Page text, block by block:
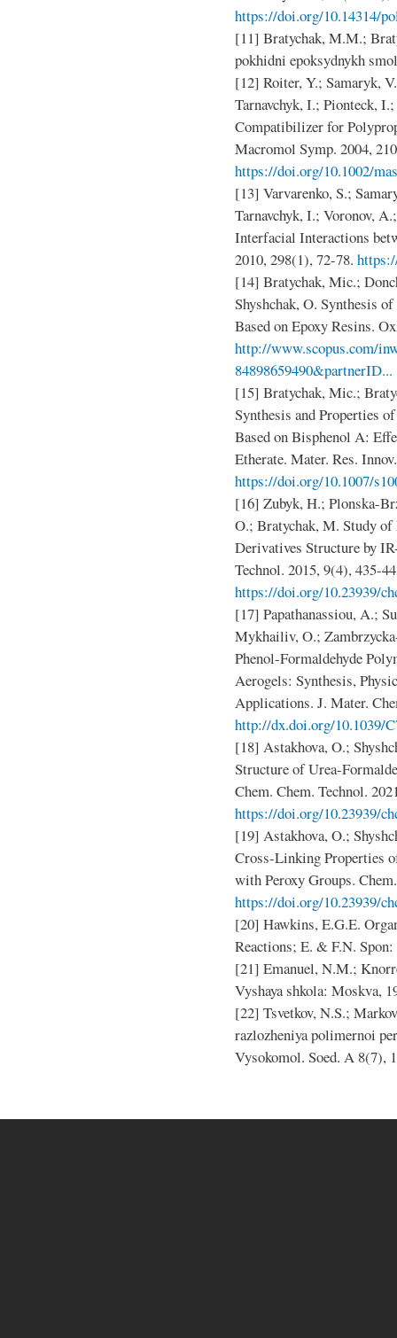
https://doi.org/10.14314/
[11] Bratychak, M.M.;
pokhidni epoksydnykh
[12] Roiter, Y.; Samaryk,
Tarnavchyk, I.; Pionteck,
Compatibilizer for
Macromol Symp. 2004,
https://doi.org/10.1002/
[13] Varvarenko, S.;
Tarnavchyk, I.; Voronov,
Interfacial Interactions
2010, 298(1), 72-78.
[14] Bratychak, Mic.;
Shyshchak, O. Synthesis
Based on Epoxy Resins.
http://www.scopus.com/
84898659490&partnerID...
[15] Bratychak, Mic.;
Synthesis and Properties
Based on Bisphenol A:
Etherate. Mater. Res.
https://doi.org/10.1007/
[16] Zubyk, H.; Plonska-
O.; Bratychak, M. Study
Derivatives Structure by
Technol. 2015, 9(4), 435-
https://doi.org/10.23939/
[17] Papathanassiou, A.;
Mykhailiv, O.;
Phenol-Formaldehyde
Aerogels: Synthesis,
Applications. J. Mater.
http://dx.doi.org/10.1039/
[18] Astakhova, O.;
Structure of Urea-
Chem. Chem. Technol.
https://doi.org/10.23939/
[19] Astakhova, O.;
Cross-Linking Properties
with Peroxy Groups.
https://doi.org/10.23939/
[20] Hawkins, E.G.E.
Reactions; E. & F.N.
[21] Emanuel, N.M.;
Vyshaya shkola: Moskva,
[22] Tsvetkov, N.S.;
razlozheniya polimernoi
Vysokomol. Soed. A 8(7),